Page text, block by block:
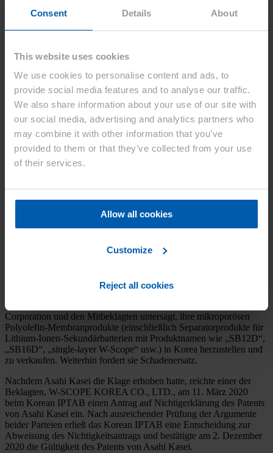
Consent Details About
This website uses cookies
We use cookies to personalise content and ads, to
provide social media features and to analyse our traffic.
We also share information about your use of our site with
our social media, advertising and analytics partners who
may combine it with other information that you’ve
provided to them or that they’ve collected from your use
of their services.
Allow all cookies
Customize
Reject all cookies
Board bestätigt die Gültigkeit von Asahi
Sekundärbatterien.
Düsseldorf, 14. Januar 2021
– Am 2. Dezember 2020 hat das
Korean Intellectual Property Trial and Appeal Board (im Folgenden
„Korean IPTAB“) die Entscheidung zur Abweisung eines
Patentnichtigkeitsantrags von W-SCOPE KOREA CO., LTD.
erlassen. Gleichzeitig hat es die Gültigkeit des koreanischen Patents
von Asahi Kasei (Patent Nr. 10-0977345, im Folgenden „Asahi
Kasei Patent“) in Bezug auf einen Separator für Lithium-Ionen-
Sekundärbatterien bestätigt.
Court eine Patentverletzungsklage gegen die W-SCOPE
Corporation (Hauptsitz: Shinagawa-ku Tokio) und ihre
„W-SCOPE Corporation, etc.“), als Mitbeklagte, ein. Die Beklagten
und zielt auf eine Unterlassungsverfügung ab, die es der W-SCOPE
Corporation und den Mitbeklagten untersagt, ihre mikroporösen
Polyolefin-Membranprodukte (einschließlich Separatorprodukte für
Lithium-Ionen-Sekundärbatterien mit Produktnamen wie „SB12D“,
„SB16D“, „single-layer W-Scope“ usw.) in Korea herzustellen und
zu verkaufen. Weiterhin fordert sie Schadenersatz.
Nachdem Asahi Kasei die Klage erhoben hatte, reichte einer der
Beklagten, W-SCOPE KOREA CO., LTD., am 11. März 2020
beim Korean IPTAB einen Antrag auf Nichtigerklärung des Patents
von Asahi Kasei ein. Nach ausreichender Prüfung der Argumente
beider Parteien erließ das Korean IPTAB eine Entscheidung zur
Abweisung des Nichtigkeitsantrags und bestätigte am 2. Dezember
2020 die Gültigkeit des Patents von Asahi Kasei.